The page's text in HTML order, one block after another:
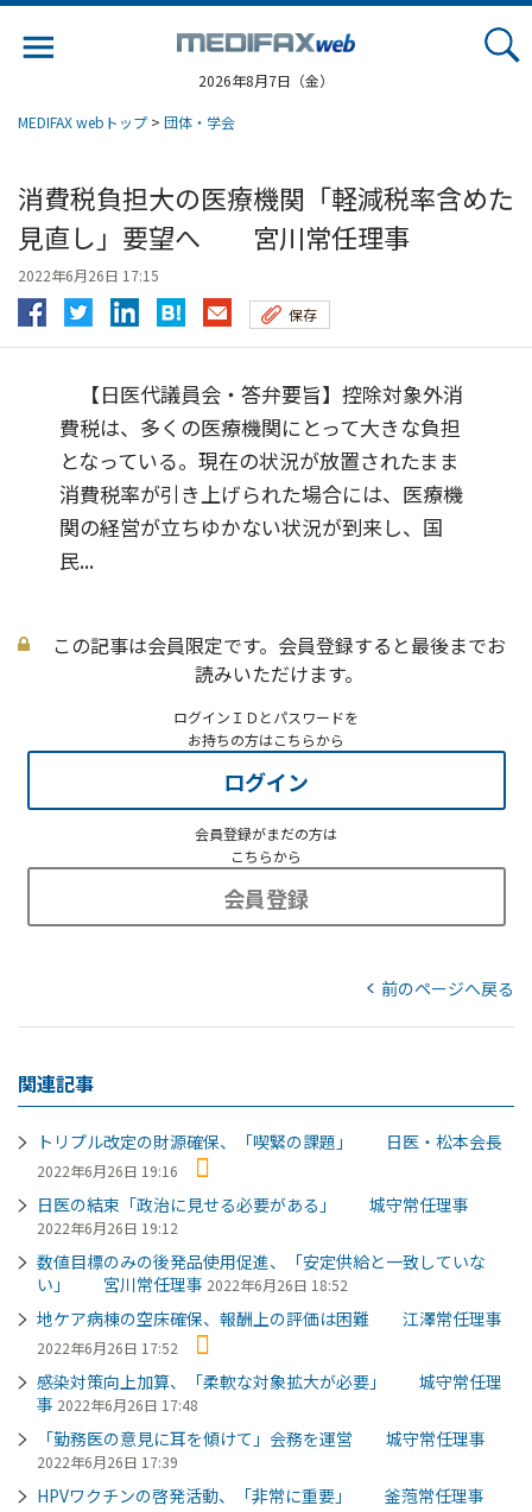
2026年8月7日（金）
MEDIFAX webトップ > 団体・学会
消費税負担大の医療機関「軽減税率含めた
見直し」要望へ 宮川常任理事
2022年6月26日 17:15
保存
【日医代議員会・答弁要旨】控除対象外消
費税は、多くの医療機関にとって大きな負担
となっている。現在の状況が放置されたまま
消費税率が引き上げられた場合には、医療機
関の経営が立ちゆかない状況が到来し、国
民...
この記事は会員限定です。会員登録すると最後までお
読みいただけます。
ログインＩＤとパスワードを
お持ちの方はこちらから
ログイン
会員登録がまだの方は
こちらから
会員登録
前のページへ戻る
関連記事
トリプル改定の財源確保、「喫緊の課題」 日医・松本会長
2022年6月26日 19:16
日医の結束「政治に見せる必要がある」 城守常任理事
2022年6月26日 19:12
数値目標のみの後発品使用促進、「安定供給と一致していな
い」 宮川常任理事 2022年6月26日 18:52
地ケア病棟の空床確保、報酬上の評価は困難 江澤常任理事
2022年6月26日 17:52
感染対策向上加算、「柔軟な対象拡大が必要」 城守常任理
事 2022年6月26日 17:48
「勤務医の意見に耳を傾けて」会務を運営 城守常任理事
2022年6月26日 17:39
HPVワクチンの啓発活動、「非常に重要」 釜萢常任理事